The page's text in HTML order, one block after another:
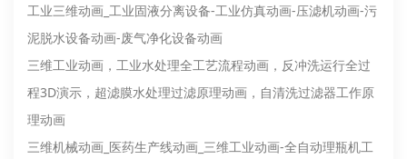
工业三维动画_工业固液分离设备-工业仿真动画-压滤机动画-污
泥脱水设备动画-废气净化设备动画
三维工业动画，工业水处理全工艺流程动画，反冲洗运行全过
程3D演示，超滤膜水处理过滤原理动画，‌自清洗过滤器工作原
理动画
三维机械动画_医药生产线动画_三维工业动画-全自动理瓶机工